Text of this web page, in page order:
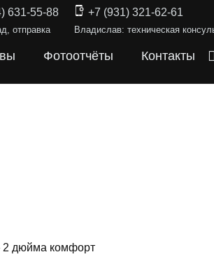
631-55-88
отправка
+7 (931) 321-62-61
Владислав: техническая
Фотоотчёты Контакты
2 дюйма комфорт